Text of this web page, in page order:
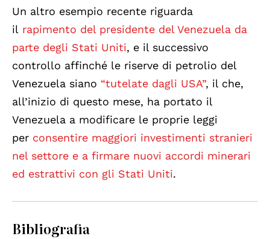
Un altro esempio recente riguarda
il rapimento del presidente del Venezuela da
parte degli Stati Uniti, e il successivo
controllo affinché le riserve di petrolio del
Venezuela siano “tutelate dagli USA”, il che,
all’inizio di questo mese, ha portato il
Venezuela a modificare le proprie leggi
per consentire maggiori investimenti stranieri
nel settore e a firmare nuovi accordi minerari
ed estrattivi con gli Stati Uniti.
Bibliografia